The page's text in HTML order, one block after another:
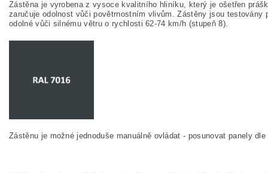
Zástěna je vyrobena z vysoce kvalitního hliníku, který je ošetřen
zaručuje odolnost vůči povětrnostním vlivům. Zástěny jsou testovány
odolné vůči silnému větru o rychlosti 62-74 km/h (stupeň 8).
Zástěnu je možné jednoduše manuálně ovládat - posunovat panely dle